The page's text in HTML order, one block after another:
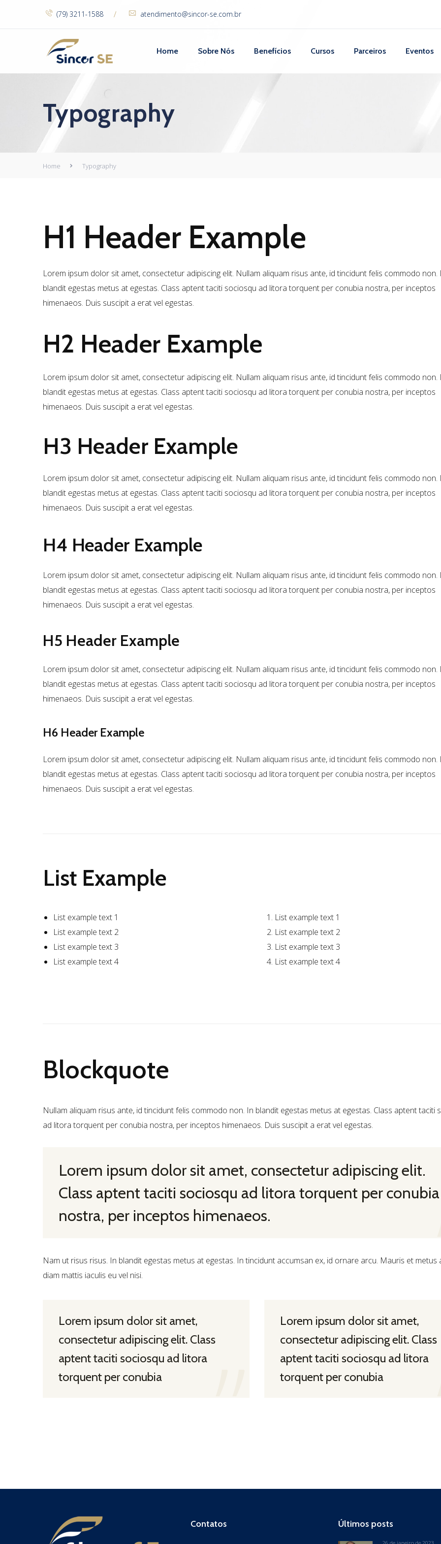
(79) 3211-1588 / atendimento@sincor-se.com.br
Home Sobre Nós Benefícios Cursos Parceiros Eventos
Typography
Home Typography
H1 Header Example
Lorem ipsum dolor sit amet, consectetur adipiscing elit. Nullam aliquam risus ante, id tincidunt felis commodo non.
blandit egestas metus at egestas. Class aptent taciti sociosqu ad litora torquent per conubia nostra, per inceptos
himenaeos. Duis suscipit a erat vel egestas.
H2 Header Example
Lorem ipsum dolor sit amet, consectetur adipiscing elit. Nullam aliquam risus ante, id tincidunt felis commodo non.
blandit egestas metus at egestas. Class aptent taciti sociosqu ad litora torquent per conubia nostra, per inceptos
himenaeos. Duis suscipit a erat vel egestas.
H3 Header Example
Lorem ipsum dolor sit amet, consectetur adipiscing elit. Nullam aliquam risus ante, id tincidunt felis commodo non.
blandit egestas metus at egestas. Class aptent taciti sociosqu ad litora torquent per conubia nostra, per inceptos
himenaeos. Duis suscipit a erat vel egestas.
H4 Header Example
Lorem ipsum dolor sit amet, consectetur adipiscing elit. Nullam aliquam risus ante, id tincidunt felis commodo non.
blandit egestas metus at egestas. Class aptent taciti sociosqu ad litora torquent per conubia nostra, per inceptos
himenaeos. Duis suscipit a erat vel egestas.
H5 Header Example
Lorem ipsum dolor sit amet, consectetur adipiscing elit. Nullam aliquam risus ante, id tincidunt felis commodo non.
blandit egestas metus at egestas. Class aptent taciti sociosqu ad litora torquent per conubia nostra, per inceptos
himenaeos. Duis suscipit a erat vel egestas.
H6 Header Example
Lorem ipsum dolor sit amet, consectetur adipiscing elit. Nullam aliquam risus ante, id tincidunt felis commodo non.
blandit egestas metus at egestas. Class aptent taciti sociosqu ad litora torquent per conubia nostra, per inceptos
himenaeos. Duis suscipit a erat vel egestas.
List Example
List example text 1
List example text 2
List example text 3
List example text 4
List example text 1
List example text 2
List example text 3
List example text 4
Blockquote
Nullam aliquam risus ante, id tincidunt felis commodo non. In blandit egestas metus at egestas. Class aptent taciti
ad litora torquent per conubia nostra, per inceptos himenaeos. Duis suscipit a erat vel egestas.
Lorem ipsum dolor sit amet, consectetur adipiscing elit.
Class aptent taciti sociosqu ad litora torquent per conubia
nostra, per inceptos himenaeos.
Nam ut risus risus. In blandit egestas metus at egestas. In tincidunt accumsan ex, id ornare arcu. Mauris et metus
diam mattis iaculis eu vel nisi.
Lorem ipsum dolor sit amet,
consectetur adipiscing elit. Class
aptent taciti sociosqu ad litora
torquent per conubia
Lorem ipsum dolor sit amet,
consectetur adipiscing elit. Class
aptent taciti sociosqu ad litora
torquent per conubia
Contatos Últimos posts